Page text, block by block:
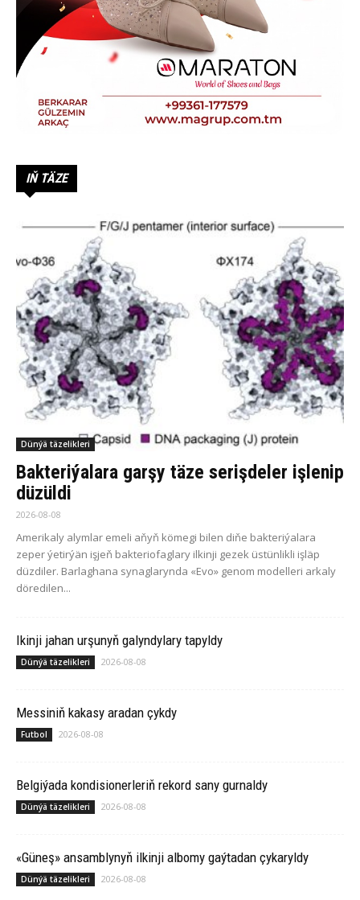
IŇ TÄZE
Dünýä täzelikleri
Bakteriýalara garşy täze serişdeler işlenip
düzüldi
2026-08-08
Amerikaly alymlar emeli aňyň kömegi bilen diňe bakteriýalara
zeper ýetirýän işjeň bakteriofaglary ilkinji gezek üstünlikli işläp
düzdiler. Barlaghana synaglarynda «Evo» genom modelleri arkaly
döredilen...
Ikinji jahan urşunyň galyndylary tapyldy
Dünýä täzelikleri 2026-08-08
Messiniň kakasy aradan çykdy
Futbol 2026-08-08
Belgiýada kondisionerleriň rekord sany gurnaldy
Dünýä täzelikleri 2026-08-08
«Güneş» ansamblynyň ilkinji albomy gaýtadan çykaryldy
Dünýä täzelikleri 2026-08-08